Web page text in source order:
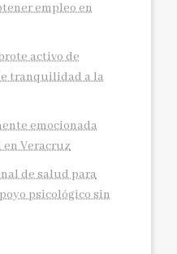
empleo en
activo de
tranquilidad a la
emocionada
en Veracruz
de salud para
psicológico sin